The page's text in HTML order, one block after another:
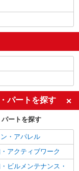
パートを探す
ートを探す
・アパレル
アクティブワーク
ビルメンテナンス・